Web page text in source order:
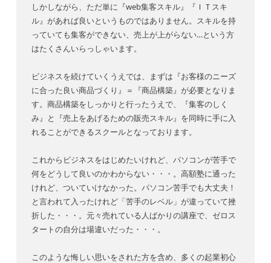
しかしながら、ただ単に『web集客スキル』『ＩＴスキ
ル』があれば良いというものではありません。スキルを持
っていても集客ができない、売上が上がらない…という方
はたくさんいらっしゃいます。
ビジネスを続けていくうえでは、まずは『お客様のニーズ
に合った良い商品づくり』＝『商品構築』が必要となりま
す。商品構築をしっかりと行ったうえで、『集客のしく
み』と『売上をあげるための販売スキル』を同時に手に入
れることができるスクールとなっております。
これからビジネスをはじめたいけれど、パソコンが苦手で
何をどうして良いのかわからない・・・。高額塾に通った
けれど、ついていけなかった。パソコン苦手でも大丈夫！
と言われて入ったけれど「苦手のレベル」が違っていて挫
折した・・・。元々売れている人ばかりの講座で、ゼロス
タートの自分は場違いだった・・・。
このような悔しい思いをされた方を含め、多くの起業初心